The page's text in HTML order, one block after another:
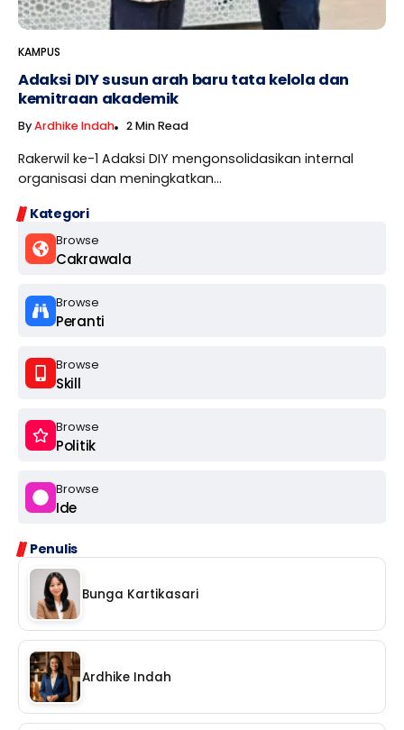
Kategori
Browse
Cakrawala
Browse
Peranti
Browse
Skill
Browse
Politik
Browse
Ide
Penulis
Bunga Kartikasari
Ardhike Indah
KAMPUS
Adaksi DIY susun arah baru tata kelola dan
kemitraan akademik
ByArdhike Indah 2 Min Read
Rakerwil ke-1 Adaksi DIY mengonsolidasikan internal
organisasi dan meningkatkan...